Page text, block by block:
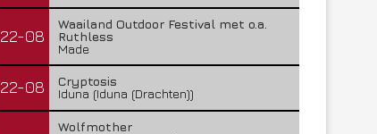
22-08
Waailand Outdoor Festival met o.a.
Ruthless
Made
22-08
Cryptosis
Iduna (Iduna (Drachten))
Wolfmother